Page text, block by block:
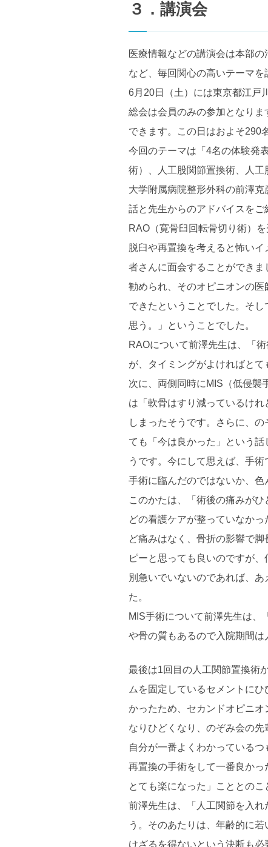
３．講演会
医療情報などの講演会は本部
など、毎回関心の高いテーマ
6月20日（土）には東京都江戸
総会は会員のみの参加となり
できます。この日はおよそ290
今回のテーマは「4名の体験発
術）、人工股関節置換術、人
大学附属病院整形外科の前澤
話と先生からのアドバイスをご
RAO（寛骨臼回転骨切り術）
脱臼や再置換を考えると怖い
者さんに面会することができ
勧められ、そのオピニオンの
できたということでした。そ
思う。」ということでした。
RAOについて前澤先生は、「
が、タイミングがよければとて
次に、両側同時にMIS（低侵襲
は「軟骨はすり減っているけ
しまったそうです。さらに、
ても「今は良かった」という
うです。今にして思えば、手
手術に臨んだのではないか、色
このかたは、「術後の痛みが
どの看護ケアが整っていなか
ど痛みはなく、骨折の影響で
ピーと思っても良いのですが
別急いでいないのであれば、
た。
MIS手術について前澤先生は、
や骨の質もあるので入院期間は
最後は1回目の人工関節置換術
ムを固定しているセメントに
かったため、セカンドオピニ
なりひどくなり、のぞみ会の
自分が一番よくわかっている
再置換の手術をして一番良か
とても楽になった」こととのこ
前澤先生は、「人工関節を入
う。そのあたりは、年齢的に
けざるを得ないという決断も必